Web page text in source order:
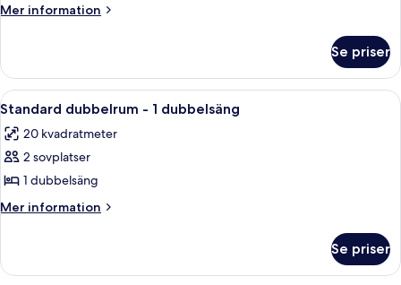
Mer information
Mer
Se priser
Öppna
alla
foton
för
Standard
dubbelrum
dubbelsäng
Ett hotellrum med en säng, en stol,
5
Standard dubbelrum - 1 dubbelsäng
20 kvadratmeter
2 sovplatser
1 dubbelsäng
Mer information
Mer
dubbelrum
Se priser